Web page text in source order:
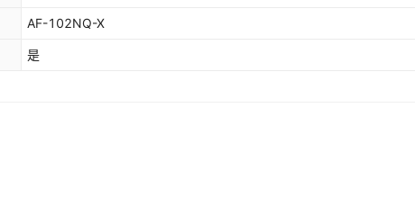
AF-102NQ-X
是